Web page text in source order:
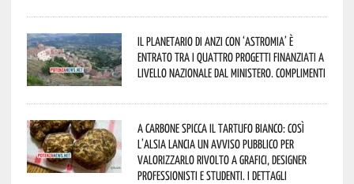
Il Planetario di Anzi con ‘Astromia’ è
entrato tra i quattro progetti finanziati a
livello nazionale dal Ministero. Complimenti
A Carbone spicca il tartufo bianco: così
l’Alsia lancia un avviso pubblico per
valorizzarlo rivolto a grafici, designer
professionisti e studenti. I dettagli